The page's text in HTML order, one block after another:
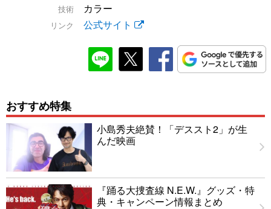
技術 カラー
リンク 公式サイト
おすすめ特集
小島秀夫絶賛！「デススト2」が生
んだ映画
『踊る大捜査線 N.E.W.』グッズ・特
典・キャンペーン情報まとめ